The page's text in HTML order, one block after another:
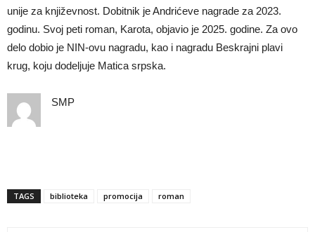
unije za književnost. Dobitnik je Andrićeve nagrade za 2023.
godinu. Svoj peti roman, Karota, objavio je 2025. godine. Za ovo
delo dobio je NIN-ovu nagradu, kao i nagradu Beskrajni plavi
krug, koju dodeljuje Matica srpska.
SMP
TAGS biblioteka promocija roman